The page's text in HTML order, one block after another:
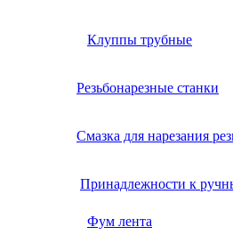
Клуппы трубные
Резьбонарезные станки
Смазка для нарезания
Принадлежности к
Фум лента